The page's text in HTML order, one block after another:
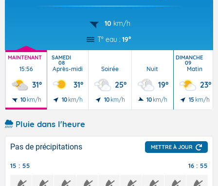
10 km/h
T° eau : 19°
MAINTENANT
15:56
31°
10 km/h
SAMEDI
08
Après-midi
31°
10 km/h
Soirée
25°
10 km/h
Nuit
19°
10 km/h
DIMANCHE
09
Matin
23°
15 km/h
Pluie dans l'heure
Pas de précipitations METTRE À JOUR
15 : 55 16 : 55